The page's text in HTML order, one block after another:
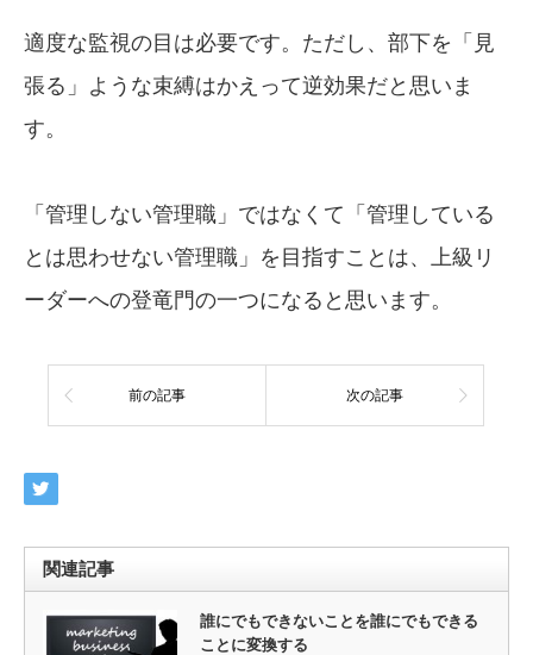
適度な監視の目は必要です。ただし、部下を「見
張る」ような束縛はかえって逆効果だと思いま
す。
「管理しない管理職」ではなくて「管理している
とは思わせない管理職」を目指すことは、上級リ
ーダーへの登竜門の一つになると思います。
前の記事 次の記事
関連記事
誰にでもできないことを誰にでもできる
ことに変換する